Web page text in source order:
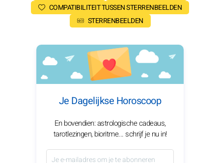
COMPATIBILITEIT TUSSEN STERRENBEELDEN
STERRENBEELDEN
Je Dagelijkse Horoscoop
En bovendien: astrologische cadeaus,
tarotlezingen, bioritme... schrijf je nu in!